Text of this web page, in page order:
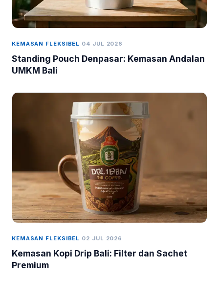
KEMASAN FLEKSIBEL 04 JUL 2026
Standing Pouch Denpasar: Kemasan Andalan
UMKM Bali
KEMASAN FLEKSIBEL 02 JUL 2026
Kemasan Kopi Drip Bali: Filter dan Sachet
Premium